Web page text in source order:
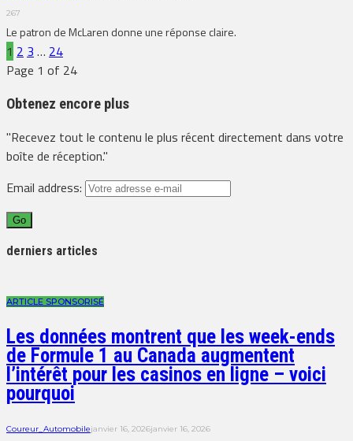
267
Le patron de McLaren donne une réponse claire.
1 2 3 … 24
Page 1 of 24
Obtenez encore plus
"Recevez tout le contenu le plus récent directement dans votre
boîte de réception."
Email address:
derniers articles
ARTICLE SPONSORISÉ
Les données montrent que les week-ends
de Formule 1 au Canada augmentent
l’intérêt pour les casinos en ligne – voici
pourquoi
Coureur_Automobilejanvier 16, 2026janvier 16, 2026